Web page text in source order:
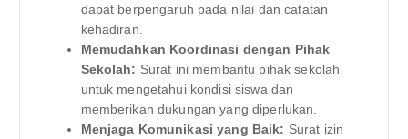
dapat berpengaruh pada nilai dan catatan
kehadiran.
Memudahkan Koordinasi dengan Pihak
Sekolah: Surat ini membantu pihak sekolah
untuk mengetahui kondisi siswa dan
memberikan dukungan yang diperlukan.
Menjaga Komunikasi yang Baik: Surat izin